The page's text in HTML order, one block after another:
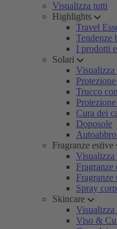
Visualizza tutti
Highlights
Travel
Tendenze
I prodotti
Solari
Visualizza
Trucco
Cura dei
Doposole
Fragranze estive
Visualizza
Fragranze
Fragranze
Spray
Skincare
Visualizza
Viso &